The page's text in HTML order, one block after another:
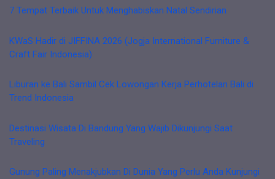
7 Tempat Terbaik Untuk Menghabiskan Natal Sendirian
KWaS Hadir di JIFFINA 2026 (Jogja International Furniture &
Craft Fair Indonesia)
Liburan ke Bali Sambil Cek Lowongan Kerja Perhotelan Bali di
Trend Indonesia
Destinasi Wisata Di Bandung Yang Wajib Dikunjungi Saat
Traveling
Gunung Paling Menakjubkan Di Dunia Yang Perlu Anda Kunjungi